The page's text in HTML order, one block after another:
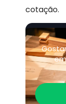
cotação.